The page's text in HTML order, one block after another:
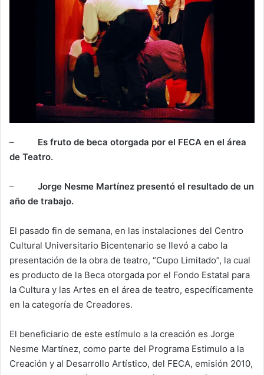
– Es fruto de beca otorgada por el FECA en el área
de Teatro.
– Jorge Nesme Martínez presentó el resultado de un
año de trabajo.
El pasado fin de semana, en las instalaciones del Centro
Cultural Universitario Bicentenario se llevó a cabo la
presentación de la obra de teatro, “Cupo Limitado”, la cual
es producto de la Beca otorgada por el Fondo Estatal para
la Cultura y las Artes en el área de teatro, específicamente
en la categoría de Creadores.
El beneficiario de este estímulo a la creación es Jorge
Nesme Martínez, como parte del Programa Estimulo a la
Creación y al Desarrollo Artístico, del FECA, emisión 2010,